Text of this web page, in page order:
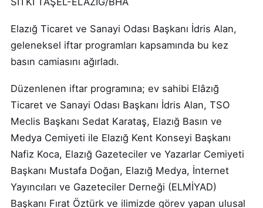
Elazığ Ticaret ve Sanayi Odası Başkanı İdris Alan,
geleneksel iftar programları kapsamında bu kez
basın camiasını ağırladı.
Düzenlenen iftar programına; ev sahibi Elâzığ̆
Ticaret ve Sanayi Odası Başkanı İdris Alan, TSO
Meclis Başkanı Sedat Karataş̧, Elazığ Basın ve
Medya Cemiyeti ile Elazığ Kent Konseyi Başkanı
Nafiz Koca, Elazığ Gazeteciler ve Yazarlar Cemiyeti
Başkanı Mustafa Doğan, Elazığ Medya, İnternet
Yayıncıları ve Gazeteciler Derneği (ELMİYAD)
Başkanı Fırat Öztürk ve ilimizde görev yapan ulusal